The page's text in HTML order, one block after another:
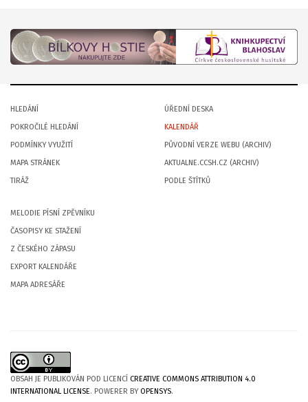
HLEDÁNÍ
POKROČILÉ HLEDÁNÍ
PODMÍNKY VYUŽITÍ
MAPA STRÁNEK
TIRÁŽ
ÚŘEDNÍ DESKA
KALENDÁŘ
PŮVODNÍ VERZE WEBU (ARCHIV)
AKTUALNE.CCSH.CZ (ARCHIV)
PODLE ŠTÍTKŮ
MELODIE PÍSNÍ ZPĚVNÍKU
ČASOPISY KE STAŽENÍ
Z ČESKÉHO ZÁPASU
EXPORT KALENDÁŘE
MAPA ADRESÁŘE
OBSAH JE PUBLIKOVÁN POD LICENCÍ CREATIVE COMMONS ATTRIBUTION 4.0
INTERNATIONAL LICENSE. POWERER BYOPENSYS.